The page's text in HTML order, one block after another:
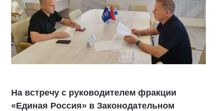
На встречу с руководителем фракции
«Единая Россия» в Законодательном